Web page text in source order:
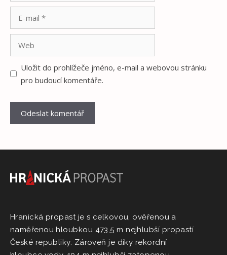
Uložit do prohlížeče jméno, e-mail a webovou stránku
pro budoucí komentáře.
Hranická propast je s celkovou, ověřenou a
naměřenou hloubkou 473,5 m nejhlubší propastí
České republiky. Zároveň je díky rekordní